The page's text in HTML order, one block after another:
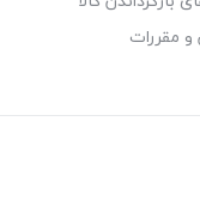
و مقررات